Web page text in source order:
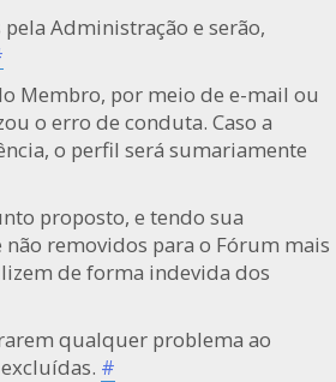
Administração e serão,
Membro, por meio de e-mail ou
o erro de conduta. Caso a
o perfil será sumariamente
proposto, e tendo sua
removidos para o Fórum mais
de forma indevida dos
qualquer problema ao
#